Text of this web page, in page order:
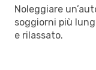
Noleggiare
soggiorni più
e rilassato.